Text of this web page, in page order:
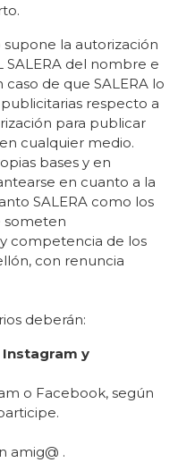
la autorización
SALERA del nombre e
de que SALERA lo
respecto a
para publicar
cualquier medio.
bases y en
en cuanto a la
SALERA como los
someten
competencia de los
con renuncia
deberán:
y
o Facebook, según
amig@ .